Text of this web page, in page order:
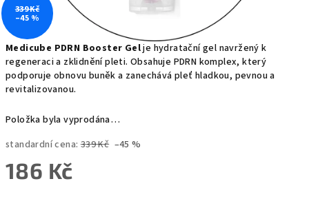
Medicube PDRN Booster Gelje hydratační gel navržený k
regeneraci a zklidnění pleti. Obsahuje PDRN komplex, který
podporuje obnovu buněk a zanechává pleť hladkou, pevnou a
revitalizovanou.
Položka byla vyprodána…
standardní cena: 339 Kč –45 %
186 Kč
339 Kč
–45 %